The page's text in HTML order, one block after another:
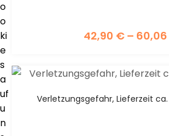
42,90 € – 60,06
Verletzungsgefahr, Lieferzeit
o
o
ki
e
s
a
uf
u
n